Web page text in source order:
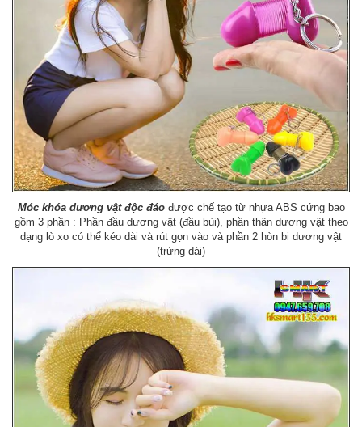
Móc khóa dương vật độc đáođược chế tạo từ nhựa ABS cứng bao
gồm 3 phần : Phần đầu dương vật (đầu bùi), phần thân dương vật theo
dạng lò xo có thể kéo dài và rút gọn vào và phần 2 hòn bi dương vật
(trứng dái)